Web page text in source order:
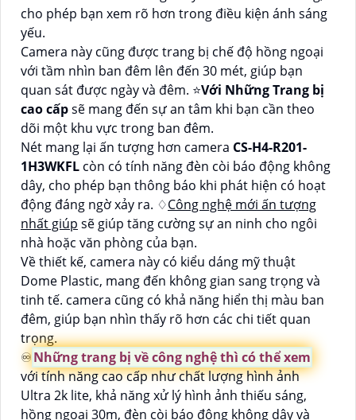
cho phép bạn xem rõ hơn trong điều kiện ánh sáng
yếu.
Camera này cũng được trang bị chế độ hồng ngoại
với tầm nhìn ban đêm lên đến 30 mét, giúp bạn
quan sát được ngày và đêm. ⭐Với Những Trang bị
cao cấpsẽ mang đến sự an tâm khi bạn cần theo
dõi một khu vực trong ban đêm.
Nét mang lại ấn tượng hơn camera CS-H4-R201-
1H3WKFL còn có tính năng đèn còi báo động không
dây, cho phép bạn thông báo khi phát hiện có hoạt
động đáng ngờ xảy ra. ♢Công nghệ mới ấn tượng
nhất giúp sẽ giúp tăng cường sự an ninh cho ngôi
nhà hoặc văn phòng của bạn.
Về thiết kế, camera này có kiểu dáng mỹ thuật
Dome Plastic, mang đến không gian sang trọng và
tinh tế. camera cũng có khả năng hiển thị màu ban
đêm, giúp bạn nhìn thấy rõ hơn các chi tiết quan
trọng.
♾Những trang bị về công nghệ thì có thể xem
với tính năng cao cấp như chất lượng hình ảnh
Ultra 2k lite, khả năng xử lý hình ảnh thiếu sáng,
hồng ngoại 30m, đèn còi báo động không dây và